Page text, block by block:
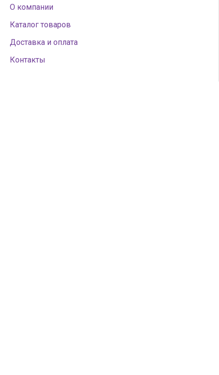
О компании
Каталог товаров
Доставка и оплата
Контакты